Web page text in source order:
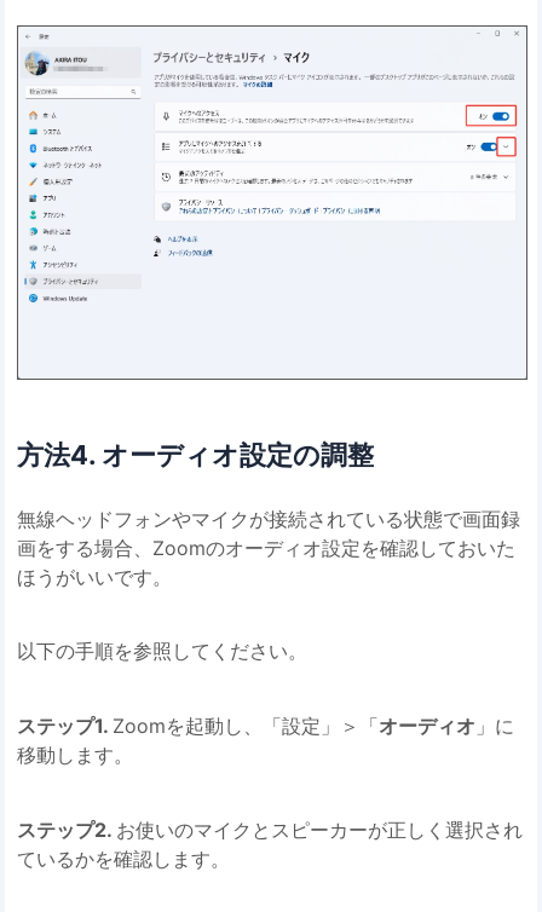
方法4. オーディオ設定の調整
無線ヘッドフォンやマイクが接続されている状態で画面録
画をする場合、Zoomのオーディオ設定を確認しておいた
ほうがいいです。
以下の手順を参照してください。
ステップ1. Zoomを起動し、「設定」＞「オーディオ 」に
移動します。
ステップ2. お使いのマイクとスピーカーが正しく選択され
ているかを確認します。